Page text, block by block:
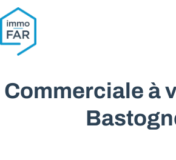
Aller au contenu principal
Commerciale à